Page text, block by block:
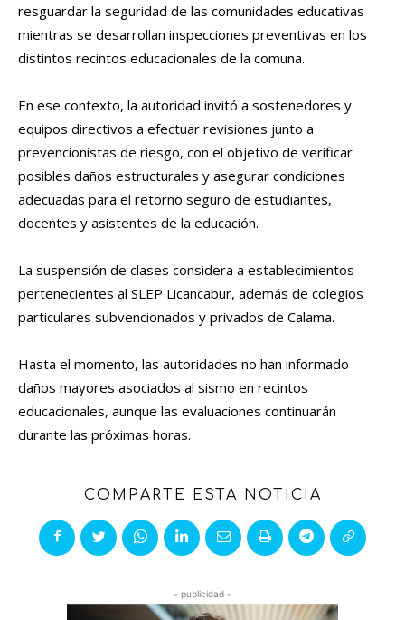
resguardar la seguridad de las comunidades educativas
mientras se desarrollan inspecciones preventivas en los
distintos recintos educacionales de la comuna.
En ese contexto, la autoridad invitó a sostenedores y
equipos directivos a efectuar revisiones junto a
prevencionistas de riesgo, con el objetivo de verificar
posibles daños estructurales y asegurar condiciones
adecuadas para el retorno seguro de estudiantes,
docentes y asistentes de la educación.
La suspensión de clases considera a establecimientos
pertenecientes al SLEP Licancabur, además de colegios
particulares subvencionados y privados de Calama.
Hasta el momento, las autoridades no han informado
daños mayores asociados al sismo en recintos
educacionales, aunque las evaluaciones continuarán
durante las próximas horas.
COMPARTE ESTA NOTICIA
- publicidad -